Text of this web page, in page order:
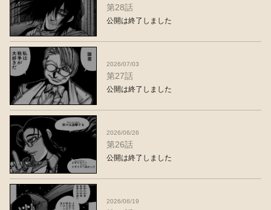
第28話
公開は終了しました
2026/07/03
第27話
公開は終了しました
2026/06/26
第26話
公開は終了しました
2026/06/19